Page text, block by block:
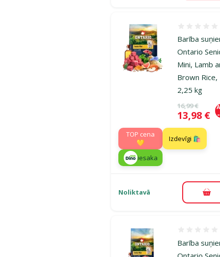
Barība
Ontario
Mini, Lamb
Brown Rice,
2,25 kg
Oriģinālā
16,99 €
Cena
13,98 €
TOP cena
💛
Izdevīgi 🛍️
iesaka
Noliktavā
Barība